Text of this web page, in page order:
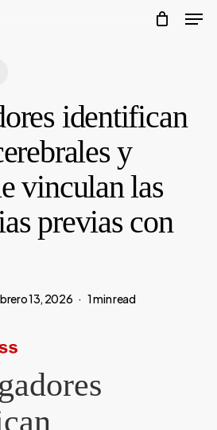
identifican
y
vinculan las
previas con
13, 2026 1 min read